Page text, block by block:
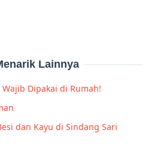
Lainnya
Dipakai di Rumah!
dan Kayu di Sindang Sari